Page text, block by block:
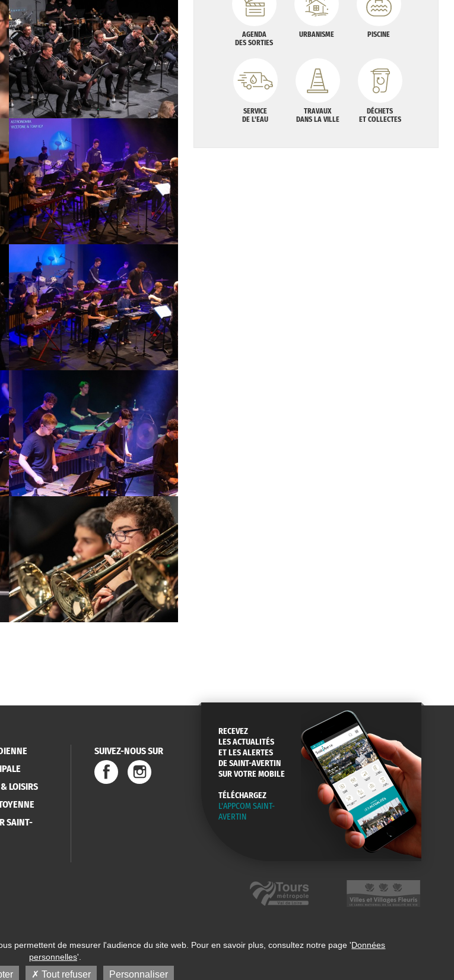
AGENDA
DES SORTIES
URBANISME PISCINE
SERVICE
DE L'EAU
TRAVAUX
DANS LA VILLE
DÉCHETS
ET COLLECTES
LOISIRS
SAINT-
SUIVEZ-NOUS SUR
RECEVEZ
LES ACTUALITÉS
ET LES ALERTES
DE SAINT-AVERTIN
SUR VOTRE MOBILE
TÉLÉCHARGEZ
L'APPCOM SAINT-
AVERTIN
Données personnelles Plan du site Réalisation
permettent de mesurer l'audience du site web. Pour en savoir plus, consultez notre page 'Données
personnelles'.
Tout refuser Personnaliser